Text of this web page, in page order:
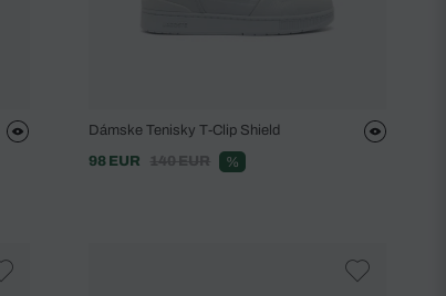
Dámske Tenisky T-Clip Shield
98 EUR
140 EUR %